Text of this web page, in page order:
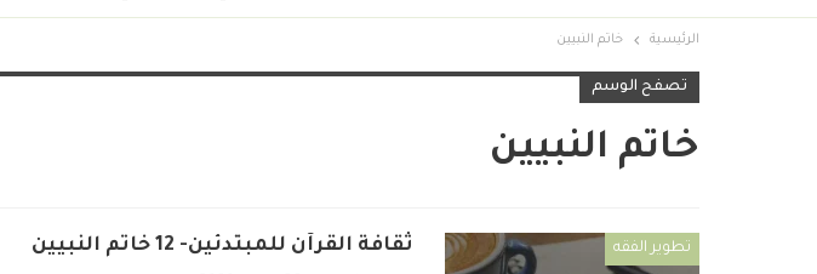
الرئيسية خاتم النبيين
تصفح الوسم
خاتم النبيين
تطوير الفقه ثقافة القرآن للمبتدئين- 12 خاتم النبيين